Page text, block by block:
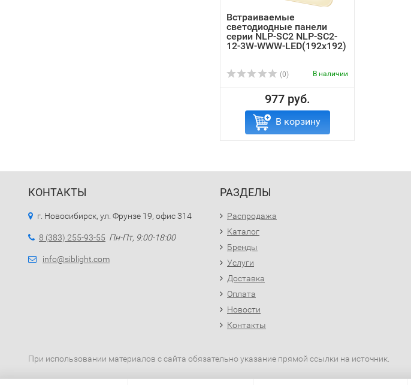
Встраиваемые
светодиодные панели
серии NLP-SC2 NLP-SC2-
12-3W-WWW-LED(192x192)
(0) В наличии
977 руб.
В корзину
КОНТАКТЫ
г. Новосибирск, ул. Фрунзе 19, офис 314
8 (383) 255-93-55 Пн-Пт, 9:00-18:00
info@siblight.com
РАЗДЕЛЫ
Распродажа
Каталог
Бренды
Услуги
Доставка
Оплата
Новости
Контакты
При использовании материалов с сайта обязательно указание прямой ссылки на источник.